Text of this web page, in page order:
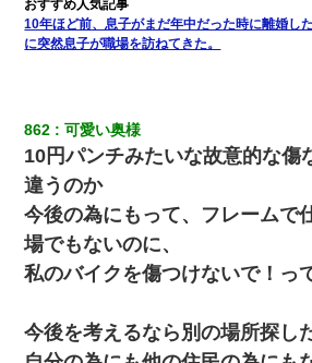
10年ほど前、息子がまだ年中だった時に離婚し
に突然息子が職場を訪ねてきた。
862 可愛い奥様
10円パンチみたいな故意的な傷
違うのか
今後の為にもって、フレームで
場でもないのに、
私のバイクを傷つけないで！っ
今後を考えるなら別の場所探し